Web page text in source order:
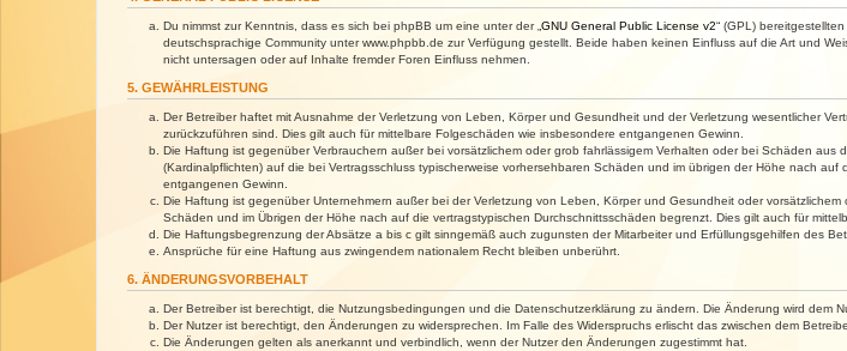
Du nimmst zur Kenntnis, dass es sich bei phpBB um eine unter der „ GNU General Public License v2“ (GPL)
deutschsprachige Community unter www.phpbb.de zur Verfügung gestellt. Beide haben keinen Einfluss auf die Art und
nicht untersagen oder auf Inhalte fremder Foren Einfluss nehmen.
5. GEWÄHRLEISTUNG
Der Betreiber haftet mit Ausnahme der Verletzung von Leben, Körper und Gesundheit und der Verletzung wesentlicher
zurückzuführen sind. Dies gilt auch für mittelbare Folgeschäden wie insbesondere entgangenen Gewinn.
Die Haftung ist gegenüber Verbrauchern außer bei vorsätzlichem oder grob fahrlässigem Verhalten oder bei Schäden
(Kardinalpflichten) auf die bei Vertragsschluss typischerweise vorhersehbaren Schäden und im übrigen der Höhe nach
entgangenen Gewinn.
Die Haftung ist gegenüber Unternehmern außer bei der Verletzung von Leben, Körper und Gesundheit oder
Schäden und im Übrigen der Höhe nach auf die vertragstypischen Durchschnittsschäden begrenzt. Dies gilt auch für
Die Haftungsbegrenzung der Absätze a bis c gilt sinngemäß auch zugunsten der Mitarbeiter und Erfüllungsgehilfen des
Ansprüche für eine Haftung aus zwingendem nationalem Recht bleiben unberührt.
6. ÄNDERUNGSVORBEHALT
Der Betreiber ist berechtigt, die Nutzungsbedingungen und die Datenschutzerklärung zu ändern. Die Änderung wird dem
Der Nutzer ist berechtigt, den Änderungen zu widersprechen. Im Falle des Widerspruchs erlischt das zwischen dem
Die Änderungen gelten als anerkannt und verbindlich, wenn der Nutzer den Änderungen zugestimmt hat.